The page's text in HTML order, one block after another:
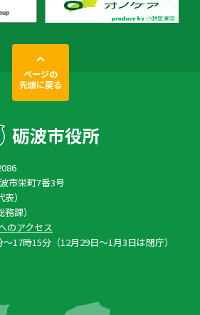
ページの
先頭に戻る
市栄町7番3号
）
課）
のアクセス
17時15分（12月29日〜1月3日は閉庁）